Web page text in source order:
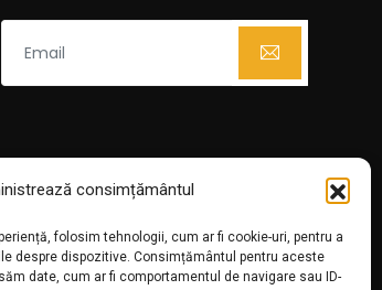
consimțământul
folosim tehnologii, cum ar fi cookie-uri, pentru a
despre dispozitive. Consimțământul pentru aceste
date, cum ar fi comportamentul de navigare sau ID-